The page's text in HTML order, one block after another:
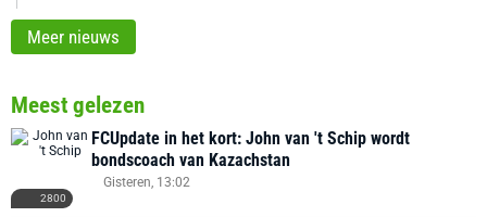
Meer nieuws
Meest gelezen
2800
FCUpdate in het kort: John van 't Schip wordt
bondscoach van Kazachstan
Gisteren, 13:02